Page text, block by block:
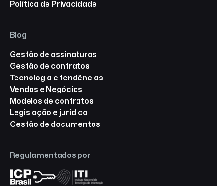
Política de Privacidade
Blog
Gestão de assinaturas
Gestão de contratos
Tecnologia e tendências
Vendas e Negócios
Modelos de contratos
Legislação e jurídico
Gestão de documentos
Regulamentados por